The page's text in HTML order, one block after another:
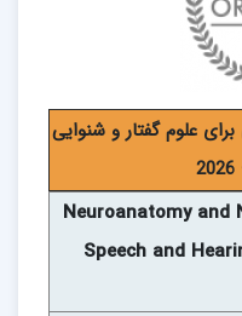
علوم گفتار و شنوایی
Neuroanatomy and
Speech and